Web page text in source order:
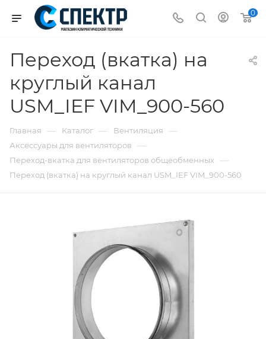
0
Переход (вкатка) на
круглый канал
USM_IEF VIM_900-560
Главная — Каталог — Вентиляция —
Аксессуары для вентиляторов —
Переход-вкатка для вентиляторов общеобменных —
Переход (вкатка) на круглый канал USM_IEF VIM_900-560